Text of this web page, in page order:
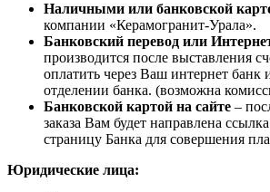
Наличными или банковской
компании «Керамогранит-Урала».
Банковский перевод или
производится после выставления
оплатить через Ваш интернет
отделении банка. (возможна
Банковской картой на сайте –
заказа Вам будет направлена
страницу Банка для совершения
Юридические лица: